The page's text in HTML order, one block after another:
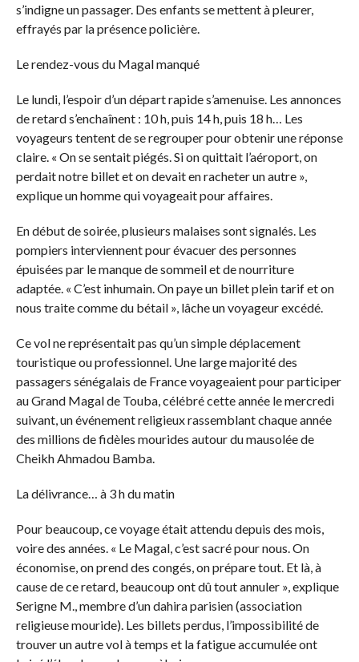
s’indigne un passager. Des enfants se mettent à pleurer,
effrayés par la présence policière.
Le rendez-vous du Magal manqué
Le lundi, l’espoir d’un départ rapide s’amenuise. Les annonces
de retard s’enchaînent : 10 h, puis 14 h, puis 18 h… Les
voyageurs tentent de se regrouper pour obtenir une réponse
claire. « On se sentait piégés. Si on quittait l’aéroport, on
perdait notre billet et on devait en racheter un autre »,
explique un homme qui voyageait pour affaires.
En début de soirée, plusieurs malaises sont signalés. Les
pompiers interviennent pour évacuer des personnes
épuisées par le manque de sommeil et de nourriture
adaptée. « C’est inhumain. On paye un billet plein tarif et on
nous traite comme du bétail », lâche un voyageur excédé.
Ce vol ne représentait pas qu’un simple déplacement
touristique ou professionnel. Une large majorité des
passagers sénégalais de France voyageaient pour participer
au Grand Magal de Touba, célébré cette année le mercredi
suivant, un événement religieux rassemblant chaque année
des millions de fidèles mourides autour du mausolée de
Cheikh Ahmadou Bamba.
La délivrance… à 3 h du matin
Pour beaucoup, ce voyage était attendu depuis des mois,
voire des années. « Le Magal, c’est sacré pour nous. On
économise, on prend des congés, on prépare tout. Et là, à
cause de ce retard, beaucoup ont dû tout annuler », explique
Serigne M., membre d’un dahira parisien (association
religieuse mouride). Les billets perdus, l’impossibilité de
trouver un autre vol à temps et la fatigue accumulée ont